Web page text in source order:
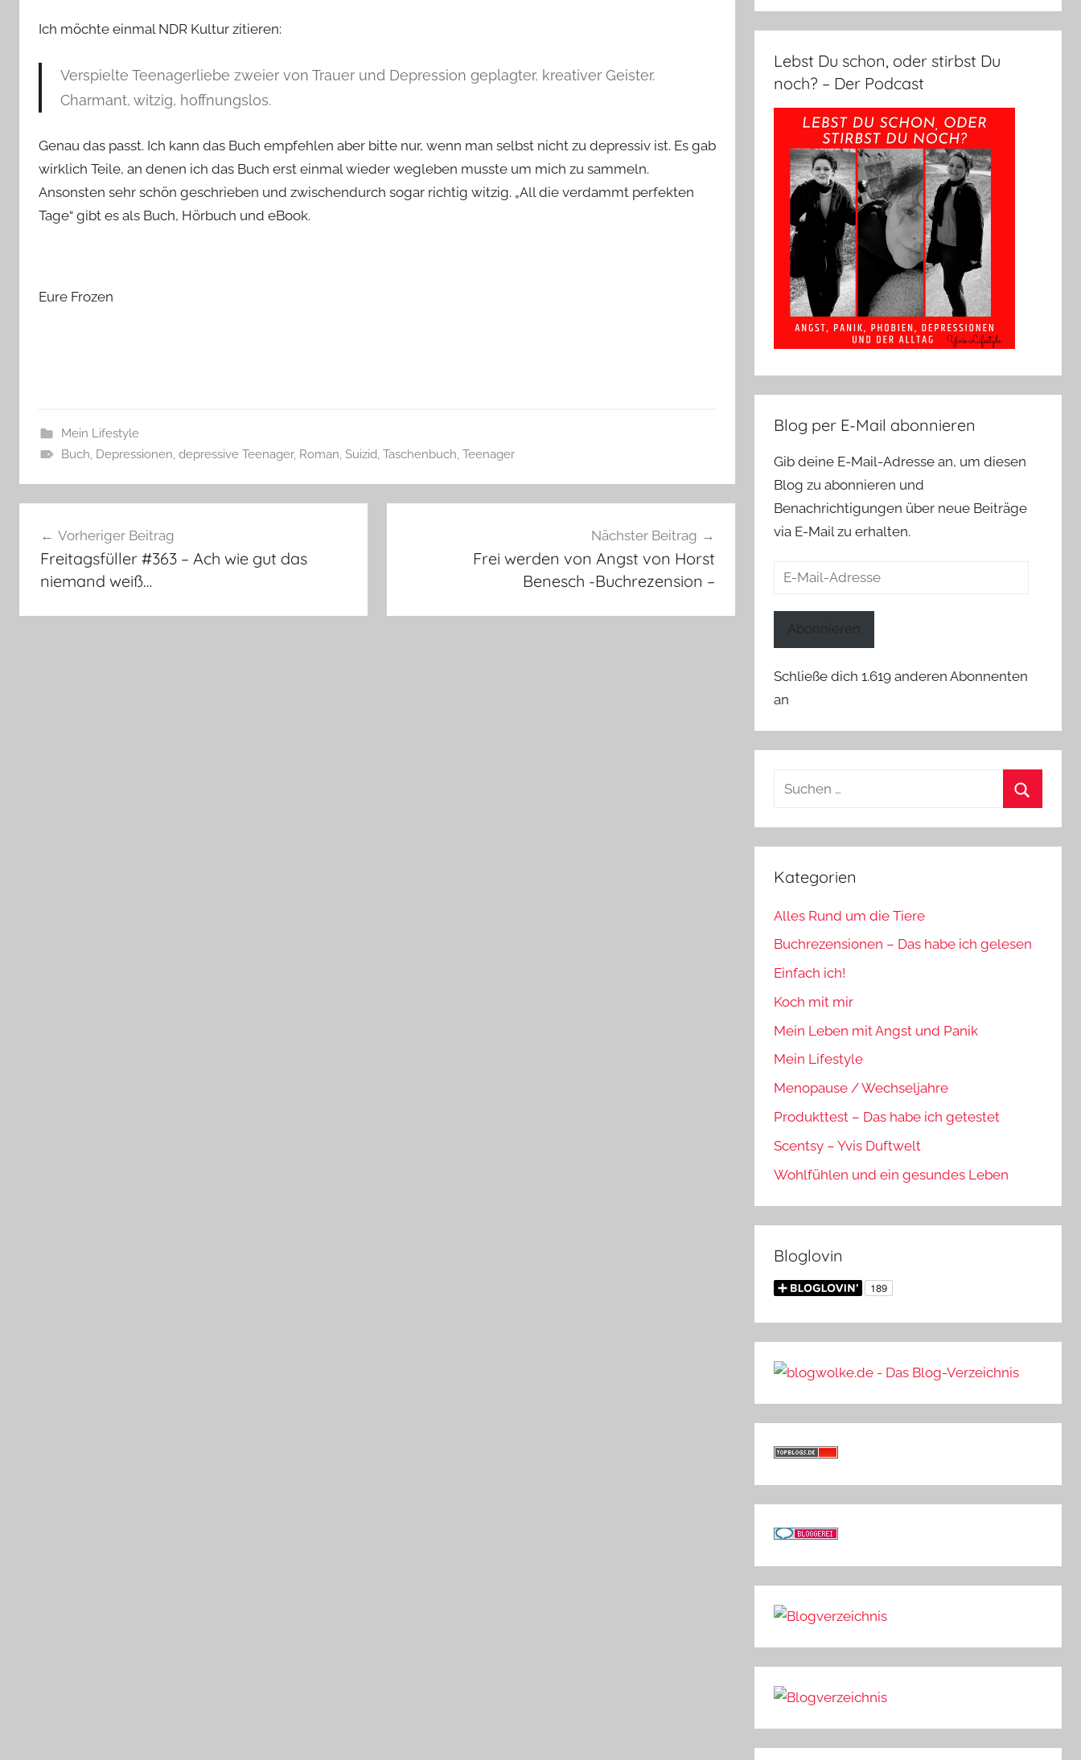
Ich möchte einmal NDR Kultur zitieren:
Verspielte Teenagerliebe zweier von Trauer und Depression geplagter, kreativer Geister.
Charmant, witzig, hoffnungslos.
Genau das passt. Ich kann das Buch empfehlen aber bitte nur, wenn man selbst nicht zu depressiv ist. Es gab
wirklich Teile, an denen ich das Buch erst einmal wieder wegleben musste um mich zu sammeln.
Ansonsten sehr schön geschrieben und zwischendurch sogar richtig witzig. „All die verdammt perfekten
Tage“ gibt es als Buch, Hörbuch und eBook.
Eure Frozen
Mein Lifestyle
Buch, Depressionen, depressive Teenager, Roman, Suizid, Taschenbuch, Teenager
Vorheriger Beitrag
Freitagsfüller #363 – Ach wie gut das
niemand weiß…
Nächster Beitrag
Frei werden von Angst von Horst
Benesch -Buchrezension –
Lebst Du schon, oder stirbst Du
noch? – Der Podcast
Blog per E-Mail abonnieren
Gib deine E-Mail-Adresse an, um diesen
Blog zu abonnieren und
Benachrichtigungen über neue Beiträge
via E-Mail zu erhalten.
E-
Abonnieren
Schließe dich 1.619 anderen Abonnenten
an
Suchen
Kategorien
Alles Rund um die Tiere
Buchrezensionen – Das habe ich gelesen
Einfach ich!
Koch mit mir
Mein Leben mit Angst und Panik
Mein Lifestyle
Menopause / Wechseljahre
Produkttest – Das habe ich getestet
Scentsy – Yvis Duftwelt
Wohlfühlen und ein gesundes Leben
Bloglovin